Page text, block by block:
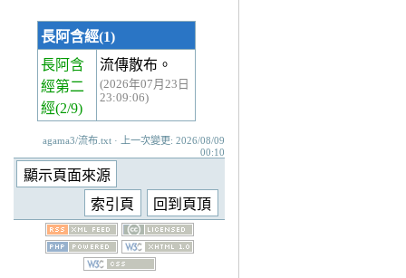
長阿含經(1)
長阿含
經第二
經(2/9)
流傳散布。
(2026年07月23日
23:09:06)
agama3/流布.txt · 上一次變更: 2026/08/09
00:10